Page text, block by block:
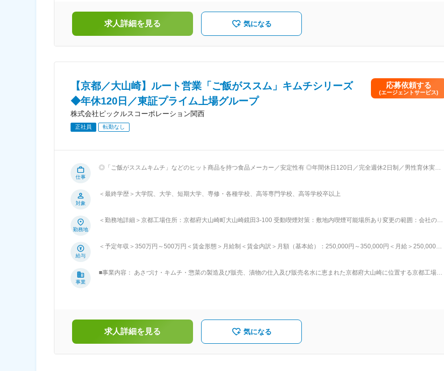
そして食の安全・安心と環境保全に取り組む管理力。この4つの力を強みに全国展開しています。
求人詳細を見る 気になる
【京都／大山崎】ルート営業「ご飯がススム」キムチシリーズ
◆年休120日／東証プライム上場グループ
株式会社ピックルスコーポレーション関西
応募依頼する
(エージェントサービス)
正社員 転勤なし
仕事
◎「ご飯がススムキムチ」などのヒット商品を持つ食品メーカー／安定性有 ◎年間休日120日／完全週休2日制／男性育休実績多
ットリサーチ ・PB開発、仕入商品の商談 など 【営業スタイル】 新規開拓営業はほとんどなく、基本はルート営業となりま
ルマはございません。 【商品魅力】 ほぼどこのスーパーでも売っている有名商品を扱えます。「ご飯がススム」キムチは漬物業
株式会社ピックルスコーポレーション関西は、2002年設立の食品メーカーで、京都府と広島県に工場を構えています。主力商品
間休日120日、育児休業取得率100％など、ワークライフバランスを重視した制度が整っています。 変更の範囲：会社の定める
対象
＜最終学歴＞大学院、大学、短期大学、専修・各種学校、高等専門学校、高等学校卒以上
勤務地
＜勤務地詳細＞京都工場住所：京都府大山崎町大山崎鏡田3-100 受動喫煙対策：敷地内喫煙可能場所あり変更の範囲：会社の定
給与
＜予定年収＞350万円～500万円＜賃金形態＞月給制＜賃金内訳＞月額（基本給）：250,000円～350,000円＜月給＞250,000円
事業
■事業内容： あさづけ・キムチ・惣菜の製造及び販売、漬物の仕入及び販売名水に恵まれた京都府大山崎に位置する京都工場、
そして食の安全・安心と環境保全に取り組む管理力。この4つの力を強みに全国展開しています。
求人詳細を見る 気になる